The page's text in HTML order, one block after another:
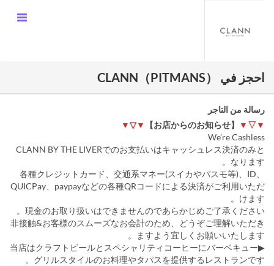
احجز في CLANN（PITMANS）
رسالة من التاجر
▼▽▼
【お店からのお知らせ】
▼▽▼
We’re Cashless
CLANN BY THE LIVERでのお支払いはキャッシュレス決済のみと
なります。
各種クレジットカード、交通系マネー(スイカやパスモ等)、ID、
QUICPay、paypayなどの各種QRコードによる決済がご利用いただ
けます。
現金のお取り扱いはできませんのであらかじめご了承ください。
非接触&お客様のスムーズなお会計のため、どうぞご理解いただき
ますよう宜しくお願いいたします。
▶当店はクラフトビールとスペシャリティコーヒーにバーベキュー
グリルスタイルのお料理やタパスを提供するレストランです。